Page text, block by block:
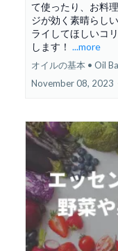
て使ったり、お料
ジが効く素晴らし
ライしてほしいコ
します！ ...more
オイルの基本 • Oil
November 08, 2023